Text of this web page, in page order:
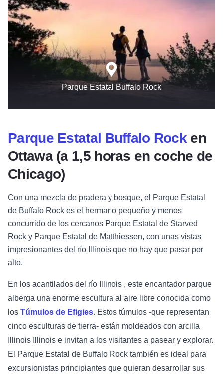
Parque Estatal Buffalo Rock
Parque Estatal Buffalo Rocken
Ottawa (a 1,5 horas en coche de
Chicago)
Con una mezcla de pradera y bosque, el Parque Estatal
de Buffalo Rock es el hermano pequeño y menos
concurrido de los cercanos Parque Estatal de Starved
Rock y Parque Estatal de Matthiessen, con unas vistas
impresionantes del río Illinois que no hay que pasar por
alto.
En los acantilados del río Illinois , este encantador parque
alberga una enorme escultura al aire libre conocida como
los Túmulos de Efigies. Estos túmulos -que representan
cinco esculturas de tierra- están moldeados con arcilla
Illinois Illinois e invitan a los visitantes a pasear y explorar.
El Parque Estatal de Buffalo Rock también es ideal para
excursionistas principiantes que quieran desarrollar sus